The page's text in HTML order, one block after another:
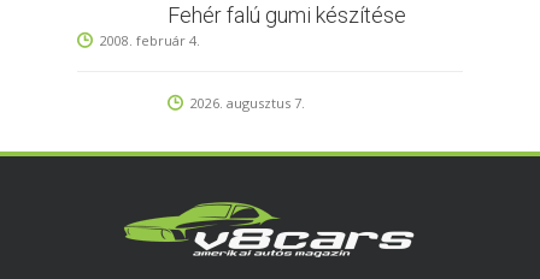
Fehér falú gumi készítése
2008. február 4.
2026. augusztus 7.